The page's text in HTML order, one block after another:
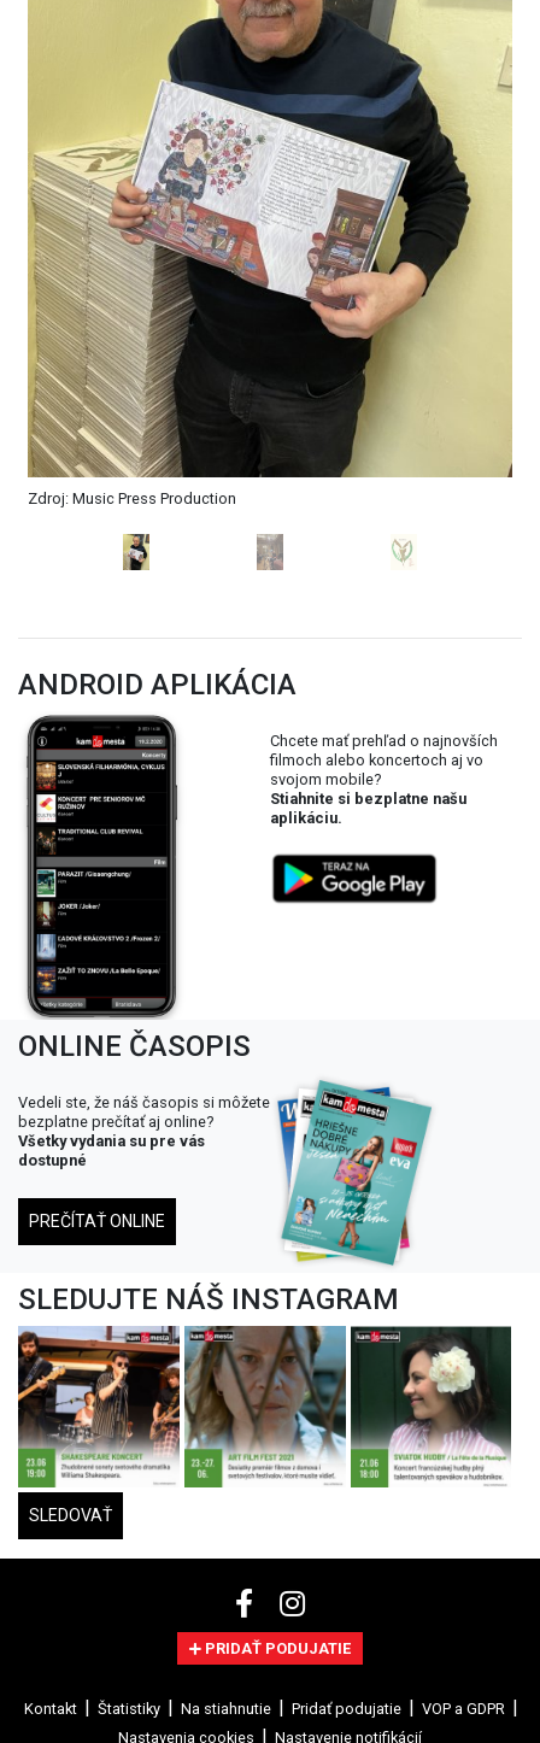
Zdroj: Music Press Production
ANDROID APLIKÁCIA
Chcete mať prehľad o najnovších
filmoch alebo koncertoch aj vo
svojom mobile?
Stiahnite si bezplatne našu
aplikáciu.
ONLINE ČASOPIS
Vedeli ste, že náš časopis si môžete
bezplatne prečítať aj online?
Všetky vydania su pre vás
dostupné
PREČÍTAŤ ONLINE
SLEDUJTE NÁŠ INSTAGRAM
SLEDOVAŤ
PRIDAŤ PODUJATIE
Kontakt Štatistiky Na stiahnutie Pridať podujatie
VOP a GDPR
Nastavenia cookies
Nastavenie notifikácií